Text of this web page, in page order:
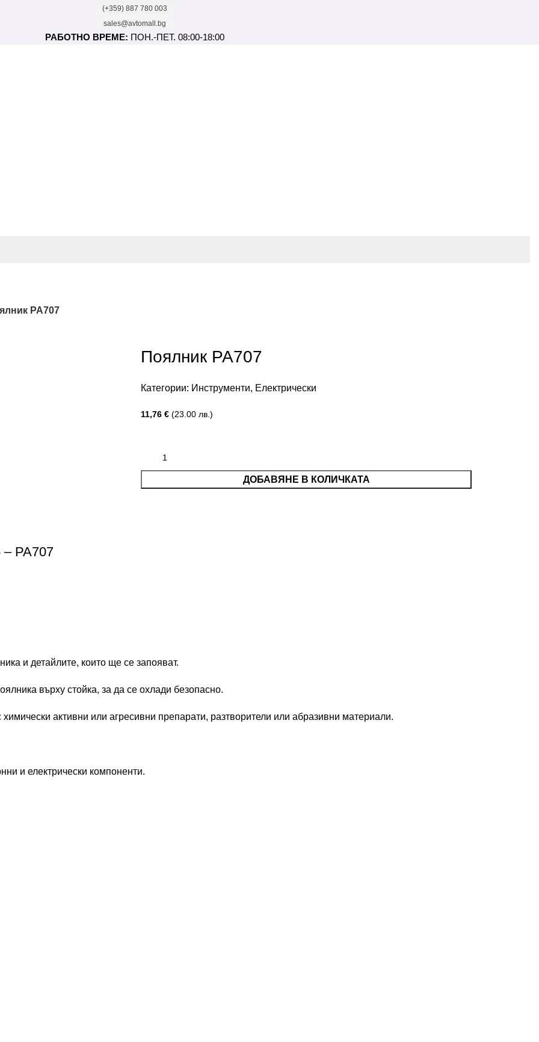
(+359) 887 780 003
sales@avtomall.bg
РАБОТНО ВРЕМЕ: ПОН.-ПЕТ. 08:00-18:00
PA707
Поялник PA707
Категории: Инструменти, Електрически
11,76 € (23.00 лв.)
ДОБАВЯНЕ В КОЛИЧКАТА
PA707
и детайлите, които ще се запояват.
върху стойка, за да се охлади безопасно.
активни или агресивни препарати, разтворители или абразивни материали.
и електрически компоненти.